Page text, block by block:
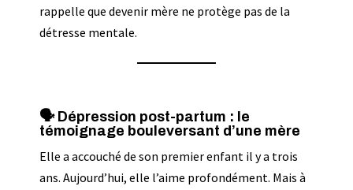
rappelle que devenir mère ne protège pas de la
détresse mentale.
🗣️ Dépression post-partum : le
témoignage bouleversant d’une mère
Elle a accouché de son premier enfant il y a trois
ans. Aujourd’hui, elle l’aime profondément. Mais à